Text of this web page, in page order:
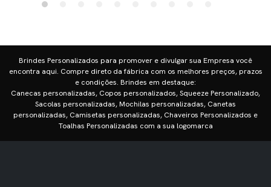
Brindes Personalizados para promover e divulgar sua Empresa você
encontra aqui. Compre direto da fábrica com os melhores preços, prazos
e condições. Brindes em destaque:
Canecas personalizadas, Copos personalizados, Squeeze Personalizado,
Sacolas personalizadas, Mochilas personalizadas, Canetas
personalizadas, Camisetas personalizadas, Chaveiros Personalizados e
Toalhas Personalizadas com a sua logomarca